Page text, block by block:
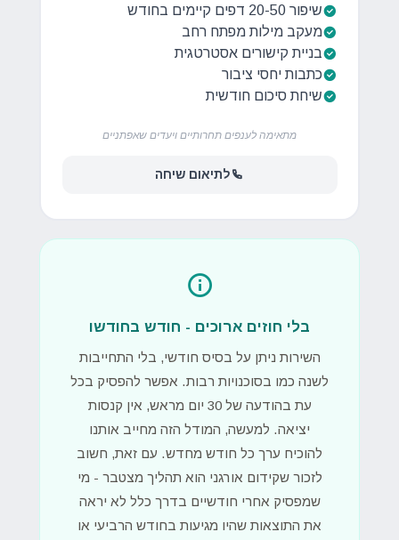
שיפור 20-50 דפים קיימים בחודש
מעקב מילות מפתח רחב
בניית קישורים אסטרטגית
כתבות יחסי ציבור
שיחת סיכום חודשית
מתאימה לענפים תחרותיים ויעדים שאפתניים
לתיאום שיחה
בלי חוזים ארוכים - חודש בחודשו
השירות ניתן על בסיס חודשי, בלי התחייבות
לשנה כמו בסוכנויות רבות. אפשר להפסיק בכל
עת בהודעה של 30 יום מראש, אין קנסות
יציאה. למעשה, המודל הזה מחייב אותנו
להוכיח ערך כל חודש מחדש. עם זאת, חשוב
לזכור שקידום אורגני הוא תהליך מצטבר - מי
שמפסיק אחרי חודשיים בדרך כלל לא יראה
את התוצאות שהיו מגיעות בחודש הרביעי או